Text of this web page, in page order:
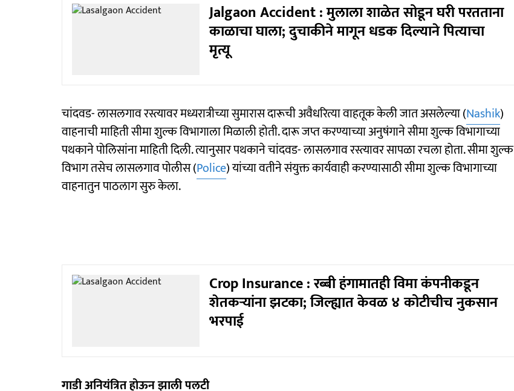
Jalgaon Accident : मुलाला शाळेत सोडून घरी परतताना
काळाचा घाला; दुचाकीने मागून धडक दिल्याने पित्याचा
मृत्यू
चांदवड- लासलगाव रस्त्यावर मध्यरात्रीच्या सुमारास दारूची अवैधरित्या वाहतूक केली जात असलेल्या (Nashik)
वाहनाची माहिती सीमा शुल्क विभागाला मिळाली होती. दारू जप्त करण्याच्या अनुषंगाने सीमा शुल्क विभागाच्या
पथकाने पोलिसांना माहिती दिली. त्यानुसार पथकाने चांदवड- लासलगाव रस्त्यावर सापळा रचला होता. सीमा शुल्क
विभाग तसेच लासलगाव पोलीस (Police) यांच्या वतीने संयुक्त कार्यवाही करण्यासाठी सीमा शुल्क विभागाच्या
वाहनातुन पाठलाग सुरु केला.
Crop Insurance : रब्बी हंगामातही विमा कंपनीकडून
शेतकऱ्यांना झटका; जिल्ह्यात केवळ ४ कोटीचीच नुकसान
भरपाई
गाडी अनियंत्रित होऊन झाली पलटी